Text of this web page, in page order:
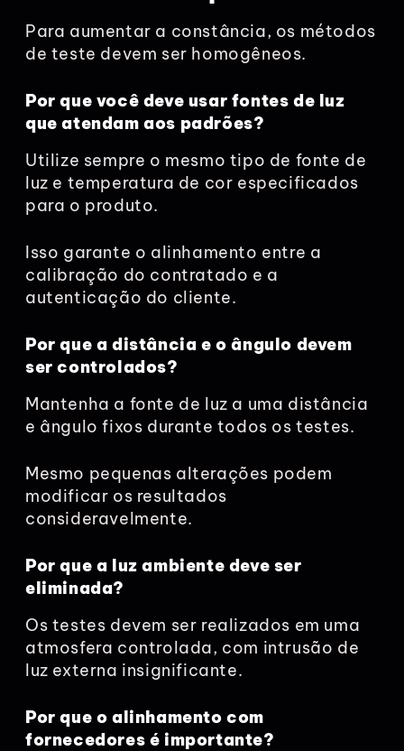
Para aumentar a constância, os métodos
de teste devem ser homogêneos.
Por que você deve usar fontes de luz
que atendam aos padrões?
Utilize sempre o mesmo tipo de fonte de
luz e temperatura de cor especificados
para o produto.
Isso garante o alinhamento entre a
calibração do contratado e a
autenticação do cliente.
Por que a distância e o ângulo devem
ser controlados?
Mantenha a fonte de luz a uma distância
e ângulo fixos durante todos os testes.
Mesmo pequenas alterações podem
modificar os resultados
consideravelmente.
Por que a luz ambiente deve ser
eliminada?
Os testes devem ser realizados em uma
atmosfera controlada, com intrusão de
luz externa insignificante.
Por que o alinhamento com
fornecedores é importante?